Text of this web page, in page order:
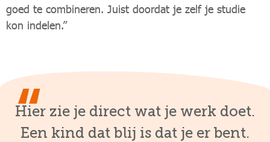
goed te combineren. Juist doordat je zelf je studie
kon indelen.”
Hier zie je direct wat je werk doet.
Een kind dat blij is dat je er bent.